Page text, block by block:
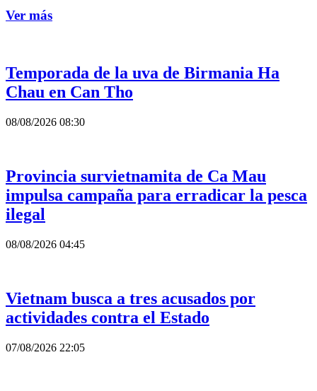
Ver más
Temporada de la uva de Birmania Ha
Chau en Can Tho
08/08/2026 08:30
Provincia survietnamita de Ca Mau
impulsa campaña para erradicar la pesca
ilegal
08/08/2026 04:45
Vietnam busca a tres acusados por
actividades contra el Estado
07/08/2026 22:05